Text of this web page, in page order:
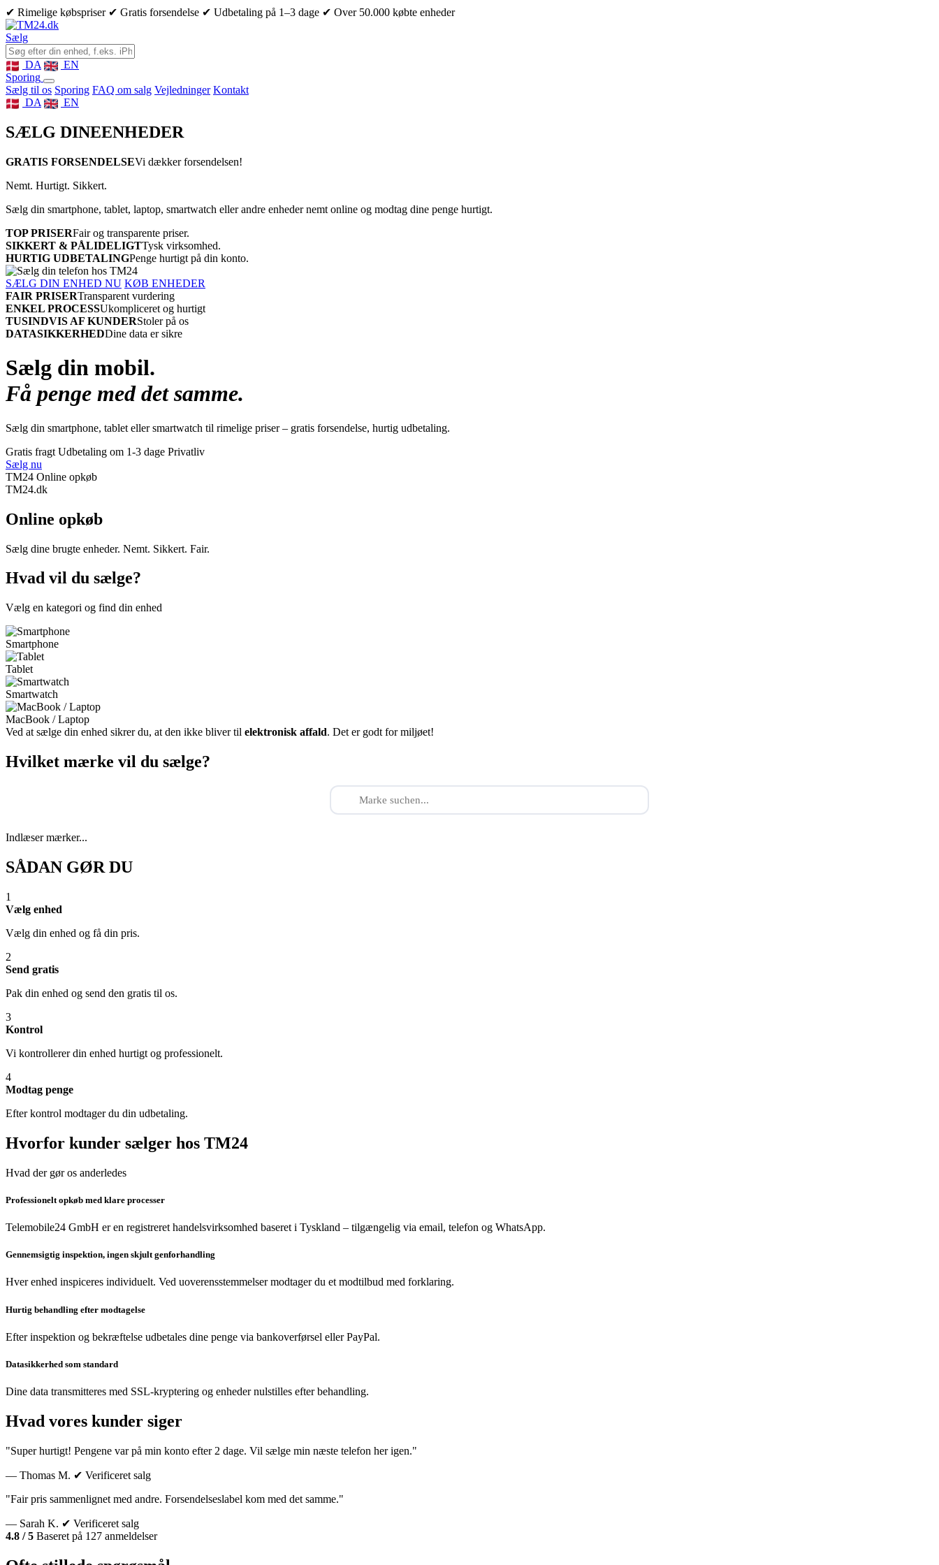
✔ Rimelige købspriser ✔ Gratis forsendelse ✔ Udbetaling på 1–3 dage ✔ Over 50.000 købte enheder
Sælg
DA
EN
Sporing
Sælg til os Sporing FAQ om salg Vejledninger Kontakt
DA
EN
SÆLG DINEENHEDER
GRATIS FORSENDELSEVi dækker forsendelsen!
Nemt. Hurtigt. Sikkert.
Sælg din smartphone, tablet, laptop, smartwatch eller andre enheder nemt online og modtag dine penge hurtigt.
TOP PRISERFair og transparente priser.
SIKKERT & PÅLIDELIGTTysk virksomhed.
HURTIG UDBETALINGPenge hurtigt på din konto.
SÆLG DIN ENHED NU KØB ENHEDER
FAIR PRISERTransparent vurdering
ENKEL PROCESSUkompliceret og hurtigt
TUSINDVIS AF KUNDERStoler på os
DATASIKKERHEDDine data er sikre
Sælg din mobil.
Få penge med det samme.
Sælg din smartphone, tablet eller smartwatch til rimelige priser – gratis forsendelse, hurtig udbetaling.
Gratis fragt Udbetaling om 1-3 dage Privatliv
Sælg nu
TM24 Online opkøb
TM24.dk
Online opkøb
Sælg dine brugte enheder. Nemt. Sikkert. Fair.
Hvad vil du sælge?
Vælg en kategori og find din enhed
Smartphone
Tablet
Smartwatch
MacBook / Laptop
Ved at sælge din enhed sikrer du, at den ikke bliver til elektronisk affald. Det er godt for miljøet!
Hvilket mærke vil du sælge?
Indlæser mærker...
SÅDAN GØR DU
1
Vælg enhed
Vælg din enhed og få din pris.
2
Send gratis
Pak din enhed og send den gratis til os.
3
Kontrol
Vi kontrollerer din enhed hurtigt og professionelt.
4
Modtag penge
Efter kontrol modtager du din udbetaling.
Hvorfor kunder sælger hos TM24
Hvad der gør os anderledes
Professionelt opkøb med klare processer
Telemobile24 GmbH er en registreret handelsvirksomhed baseret i Tyskland – tilgængelig via email, telefon og WhatsApp.
Gennemsigtig inspektion, ingen skjult genforhandling
Hver enhed inspiceres individuelt. Ved uoverensstemmelser modtager du et modtilbud med forklaring.
Hurtig behandling efter modtagelse
Efter inspektion og bekræftelse udbetales dine penge via bankoverførsel eller PayPal.
Datasikkerhed som standard
Dine data transmitteres med SSL-kryptering og enheder nulstilles efter behandling.
Hvad vores kunder siger
"Super hurtigt! Pengene var på min konto efter 2 dage. Vil sælge min næste telefon her igen."
— Thomas M. ✔ Verificeret salg
"Fair pris sammenlignet med andre. Forsendelseslabel kom med det samme."
— Sarah K. ✔ Verificeret salg
4.8 / 5 Baseret på 127 anmeldelser